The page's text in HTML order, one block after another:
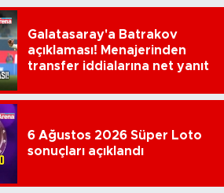
Galatasaray'a Batrakov
açıklaması! Menajerinden
transfer iddialarına net yanıt
6 Ağustos 2026 Süper Loto
sonuçları açıklandı